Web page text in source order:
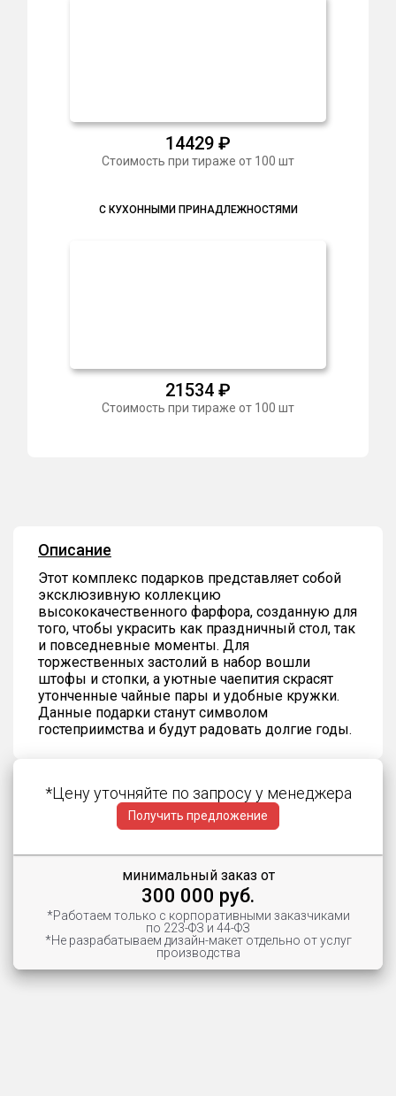
14429 ₽
Стоимость при тираже от 100 шт
С КУХОННЫМИ ПРИНАДЛЕЖНОСТЯМИ
21534 ₽
Стоимость при тираже от 100 шт
Описание
Этот комплекс подарков представляет собой
эксклюзивную коллекцию
высококачественного фарфора, созданную для
того, чтобы украсить как праздничный стол, так
и повседневные моменты. Для
торжественных застолий в набор вошли
штофы и стопки, а уютные чаепития скрасят
утонченные чайные пары и удобные кружки.
Данные подарки станут символом
гостеприимства и будут радовать долгие годы.
*Цену уточняйте по запросу у менеджера
Получить предложение
минимальный заказ от
300 000 руб.
*Работаем только с корпоративными заказчиками
по 223-ФЗ и 44-ФЗ
*Не разрабатываем дизайн-макет отдельно от услуг
производства